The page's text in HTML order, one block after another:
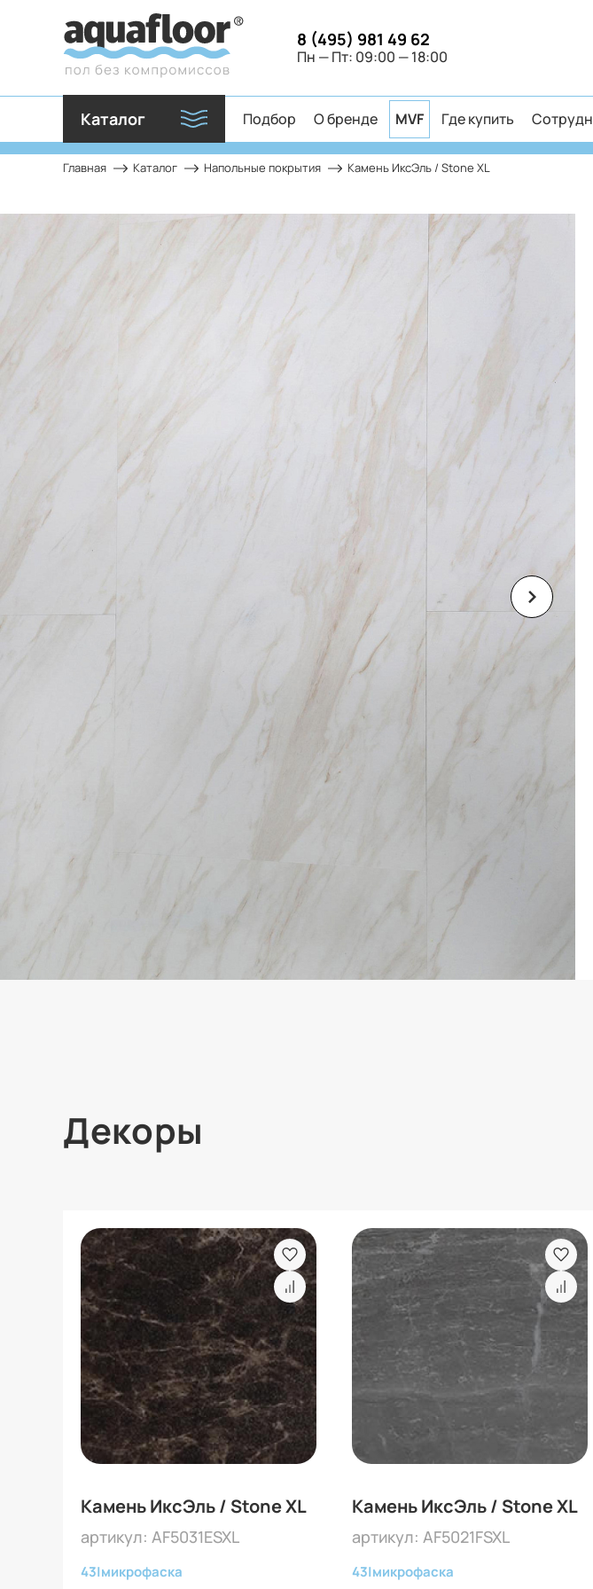
8 (495) 981 49 62
Пн — Пт: 09:00 — 18:00
Каталог Подбор О бренде MVF Где купить
Главная Каталог Напольные покрытия Камень ИксЭль / Stone XL
Декоры
Камень ИксЭль / Stone XL
артикул: AF5031ESXL
43|микрофаска
Камень ИксЭль / Stone XL
артикул: AF5021FSXL
43|микрофаска